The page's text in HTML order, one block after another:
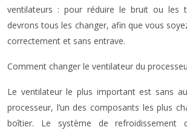
ventilateurs : pour réduire le bruit ou les
devrons tous les changer, afin que vous
correctement et sans entrave.
Comment changer le ventilateur du
Le ventilateur le plus important est sans
processeur, l’un des composants les plus
boîtier. Le système de refroidissement